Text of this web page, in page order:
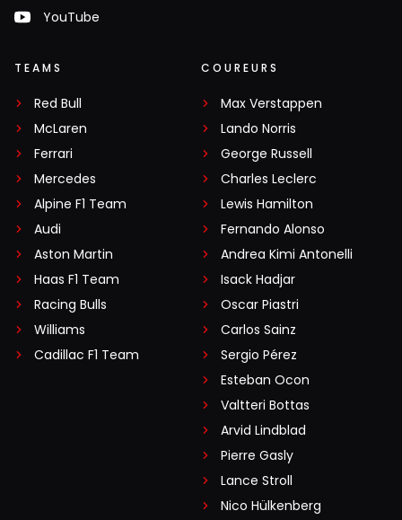
YouTube
TEAMS
Red Bull
McLaren
Ferrari
Mercedes
Alpine F1 Team
Audi
Aston Martin
Haas F1 Team
Racing Bulls
Williams
Cadillac F1 Team
COUREURS
Max Verstappen
Lando Norris
George Russell
Charles Leclerc
Lewis Hamilton
Fernando Alonso
Andrea Kimi Antonelli
Isack Hadjar
Oscar Piastri
Carlos Sainz
Sergio Pérez
Esteban Ocon
Valtteri Bottas
Arvid Lindblad
Pierre Gasly
Lance Stroll
Nico Hülkenberg